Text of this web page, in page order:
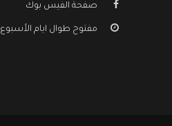
صفحة الفيس بوك
مفتوح طوال ايام الأسبوع